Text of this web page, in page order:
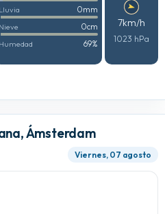
Lluvia 0mm
Nieve 0cm
Humedad 69%
7km/h
1023 hPa
Ámsterdam
Viernes, 07 agosto